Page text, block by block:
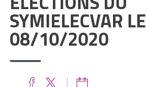
SYMIELECVAR LE
08/10/2020